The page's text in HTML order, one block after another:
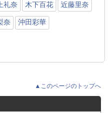
礼奈 木下百花 近藤里奈
奈 沖田彩華
▲このページのトップへ